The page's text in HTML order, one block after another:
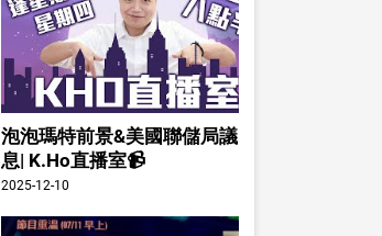
泡泡瑪特前景&美國聯儲局議
息| K.Ho直播室📹
2025-12-10